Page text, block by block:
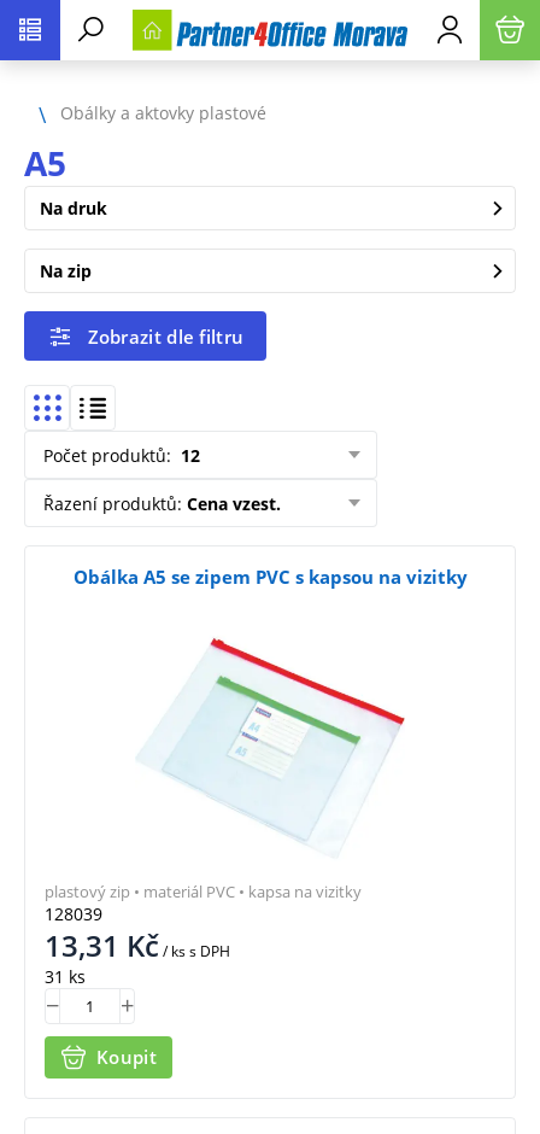
Obálky a aktovky plastové
A5
Na druk
Na zip
Zobrazit dle filtru
Počet produktů: 12
Řazení produktů: Cena vzest.
Obálka A5 se zipem PVC s kapsou na vizitky
128039
13,31 Kč/ kss DPH
31 ks
Koupit
plastový zip • materiál PVC • kapsa na vizitky